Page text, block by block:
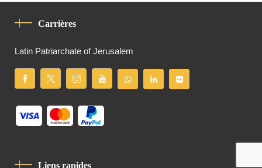
Carrières
Latin Patriarchate of Jerusalem
Liens rapides